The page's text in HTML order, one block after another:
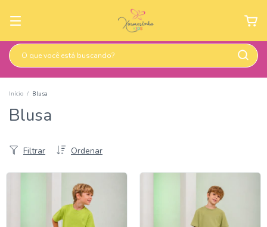
Início / Blusa
Blusa
Ordenar
Filtrar